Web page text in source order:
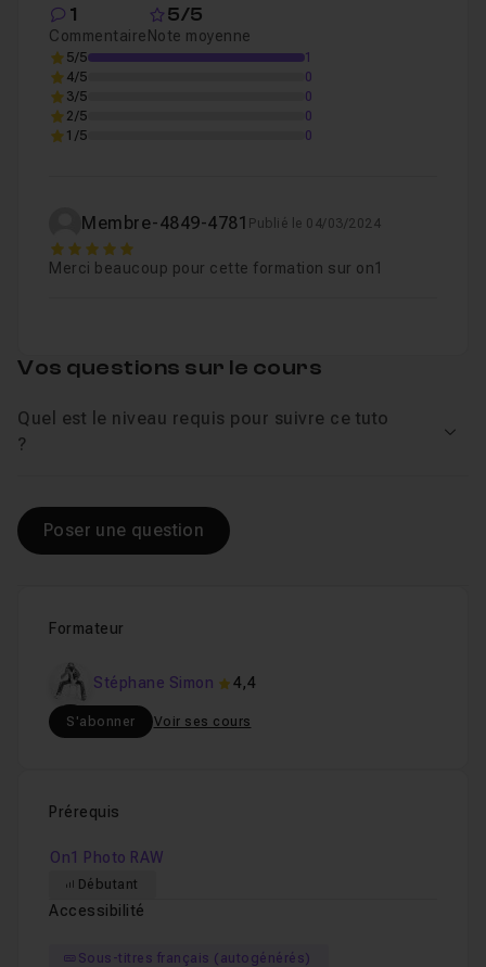
1
Commentaire
5/5
Note moyenne
5/5
1
4/5
0
3/5
0
2/5
0
1/5
0
Membre-4849-4781 Publié le 04/03/2024
5
Merci beaucoup pour cette formation sur on1
Formateur
Stéphane Simon 4,4
S'abonner Voir ses cours
Prérequis
On1 Photo RAW
Débutant
Accessibilité
Sous-titres français (autogénérés)
Vos questions sur le cours
Quel est le niveau requis pour suivre ce tuto
?
Poser une question